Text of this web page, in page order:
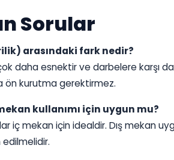
Sorular
arasındaki fark nedir?
daha esnektir ve darbelere karşı
ön kurutma gerektirmez.
kullanımı için uygun mu?
iç mekan için idealdir. Dış mekan